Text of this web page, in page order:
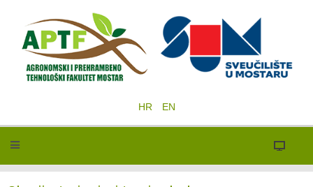
HR EN